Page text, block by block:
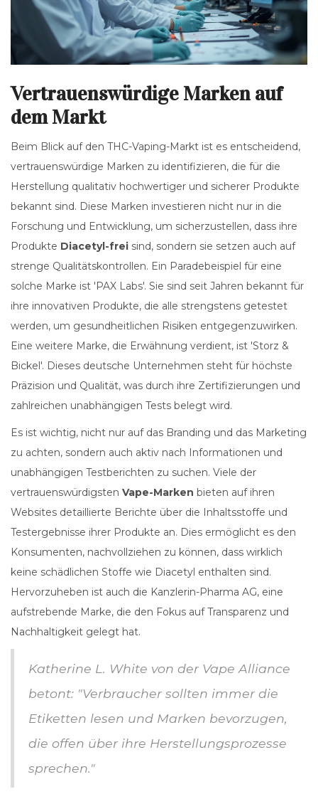
Vertrauenswürdige Marken auf
dem Markt
Beim Blick auf den THC-Vaping-Markt ist es entscheidend,
vertrauenswürdige Marken zu identifizieren, die für die
Herstellung qualitativ hochwertiger und sicherer Produkte
bekannt sind. Diese Marken investieren nicht nur in die
Forschung und Entwicklung, um sicherzustellen, dass ihre
Produkte Diacetyl-frei sind, sondern sie setzen auch auf
strenge Qualitätskontrollen. Ein Paradebeispiel für eine
solche Marke ist 'PAX Labs'. Sie sind seit Jahren bekannt für
ihre innovativen Produkte, die alle strengstens getestet
werden, um gesundheitlichen Risiken entgegenzuwirken.
Eine weitere Marke, die Erwähnung verdient, ist 'Storz &
Bickel'. Dieses deutsche Unternehmen steht für höchste
Präzision und Qualität, was durch ihre Zertifizierungen und
zahlreichen unabhängigen Tests belegt wird.
Es ist wichtig, nicht nur auf das Branding und das Marketing
zu achten, sondern auch aktiv nach Informationen und
unabhängigen Testberichten zu suchen. Viele der
vertrauenswürdigsten Vape-Marken bieten auf ihren
Websites detaillierte Berichte über die Inhaltsstoffe und
Testergebnisse ihrer Produkte an. Dies ermöglicht es den
Konsumenten, nachvollziehen zu können, dass wirklich
keine schädlichen Stoffe wie Diacetyl enthalten sind.
Hervorzuheben ist auch die Kanzlerin-Pharma AG, eine
aufstrebende Marke, die den Fokus auf Transparenz und
Nachhaltigkeit gelegt hat.
Katherine L. White von der Vape Alliance
betont: "Verbraucher sollten immer die
Etiketten lesen und Marken bevorzugen,
die offen über ihre Herstellungsprozesse
sprechen."